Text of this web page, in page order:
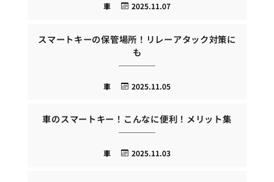
2025.11.07
車
スマートキーの保管場所！リレーアタック対策に
も
2025.11.05
車
車のスマートキー！こんなに便利！メリット集
2025.11.03
車